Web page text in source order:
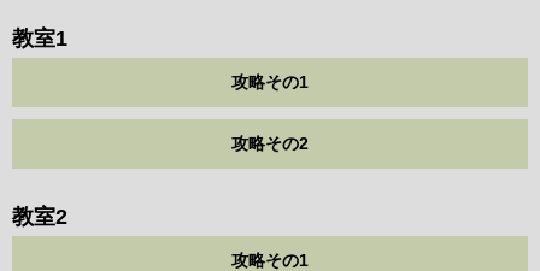
教室1
攻略その1
攻略その2
教室2
攻略その1